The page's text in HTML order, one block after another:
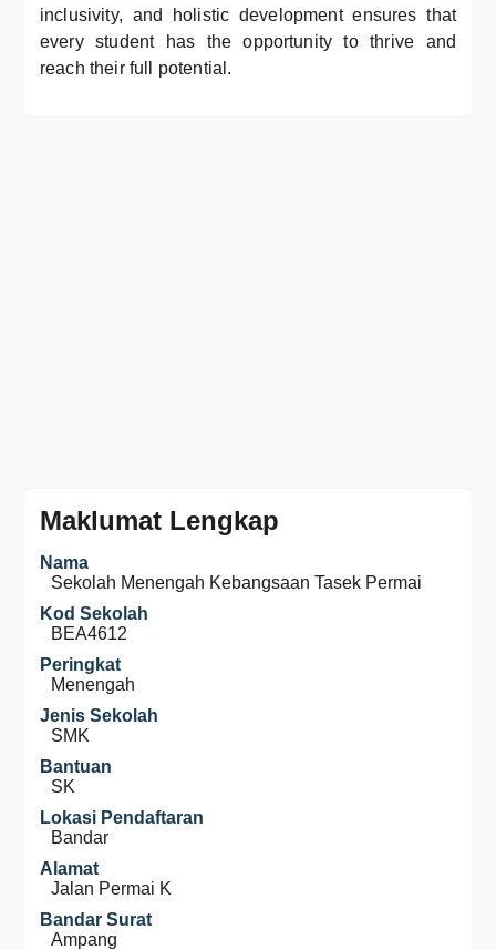
inclusivity, and holistic development ensures that
every student has the opportunity to thrive and
reach their full potential.
Maklumat Lengkap
Nama
Sekolah Menengah Kebangsaan Tasek Permai
Kod Sekolah
BEA4612
Peringkat
Menengah
Jenis Sekolah
SMK
Bantuan
SK
Lokasi Pendaftaran
Bandar
Alamat
Jalan Permai K
Bandar Surat
Ampang